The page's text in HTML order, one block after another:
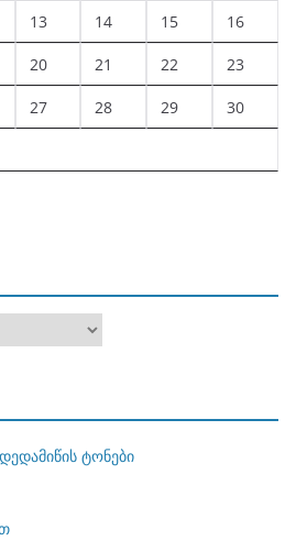
13 14 15 16
20 21 22 23
27 28 29 30
ტონები